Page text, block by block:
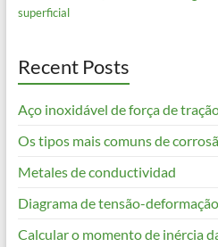
superficial
Recent Posts
Aço inoxidável de força de
Os tipos mais comuns de
Metales de conductividad
Diagrama de tensão-
Calcular o momento de inércia